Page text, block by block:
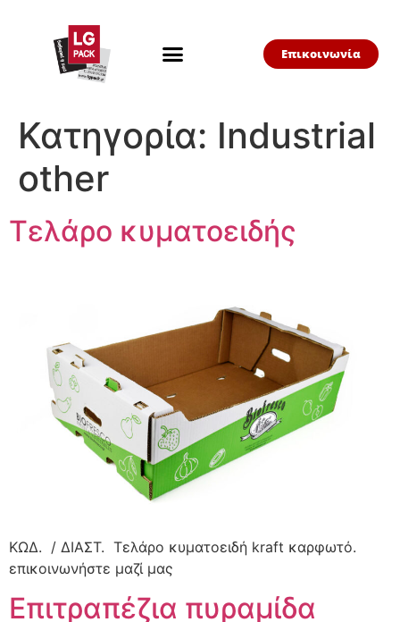
Επικοινωνία
Κατηγορία: Industrial
other
Τελάρο κυματοειδής
ΚΩΔ. / ΔΙΑΣΤ. Τελάρο κυματοειδή kraft καρφωτό.
επικοινωνήστε μαζί μας
Επιτραπέζια πυραμίδα